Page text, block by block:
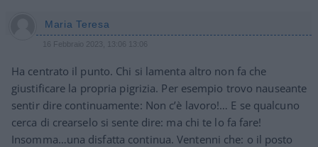
Maria Teresa
16 Febbraio 2023, 13:06 13:06
Ha centrato il punto. Chi si lamenta altro non fa che
giustificare la propria pigrizia. Per esempio trovo nauseante
sentir dire continuamente: Non c’è lavoro!… E se qualcuno
cerca di crearselo si sente dire: ma chi te lo fa fare!
Insomma…una disfatta continua. Ventenni che: o il posto